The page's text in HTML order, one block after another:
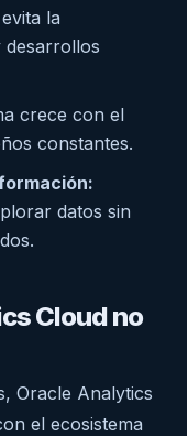
la
desarrollos
crece con el
constantes.
datos sin
Cloud no
Oracle Analytics
el ecosistema